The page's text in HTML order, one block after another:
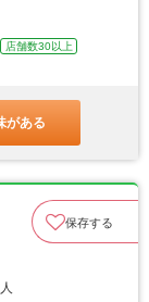
店舗数30以上
がある
保存する